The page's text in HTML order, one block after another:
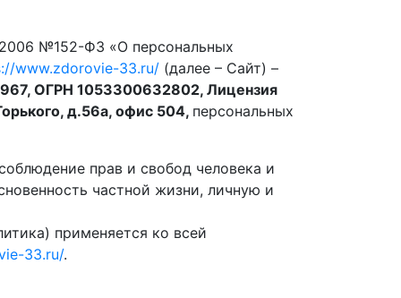
№152-ФЗ «О персональных
www.zdorovie-33.ru/ (далее – Сайт) –
ОГРН 1053300632802, Лицензия
д.56а, офис 504, персональных
прав и свобод человека и
частной жизни, личную и
применяется ко всей
33.ru/.